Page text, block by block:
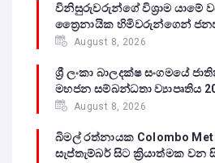
විනිසුරුවරුන්ගේ විශ්‍රාම යාමේ
ත්‍රෛනායික හිමිවරුන්ගෙන්
August 8, 2026
ශ්‍රී ලංකා බාලදක්ෂ සංගමයේ
මහජන සම්බන්ධතා ව්‍යාපෘතිය
August 8, 2026
බිමල් රත්නායක Colombo
සැප්තැම්බර් සිට ක්‍රියාත්මක